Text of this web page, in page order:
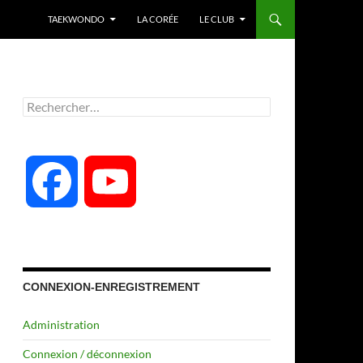
TAEKWONDO LA CORÉE LE CLUB
Rechercher :
c
e
u
T
CONNEXION-ENREGISTREMENT
Administration
Connexion / déconnexion